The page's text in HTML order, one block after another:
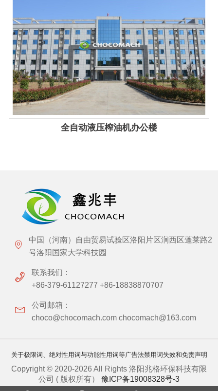
View details
View details
全自动液压榨油机办公楼
中国（河南）自由贸易试验区洛阳片区涧西区蓬莱路2
号洛阳国家大学科技园
联系我们：
+86-379-61127277 +86-18838870707
公司邮箱：
choco@chocomach.com chocomach@163.com
关于极限词、绝对性用词与功能性用词等广告法禁用词失效和免责声明
Copyright © 2020-2026 All Rights 洛阳兆格环保科技有限
公司 ( 版权所有） 豫ICP备19008328号-3